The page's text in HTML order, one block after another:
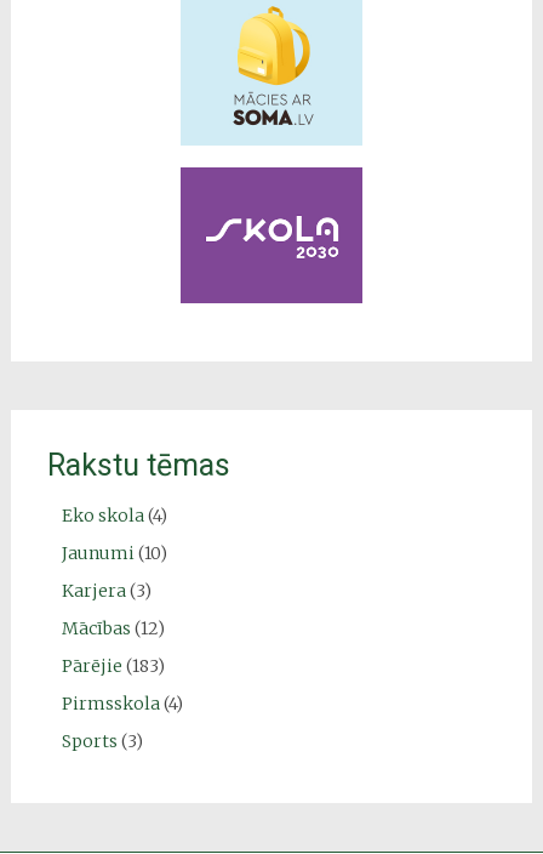
Rakstu tēmas
Eko skola(4)
Jaunumi(10)
Karjera(3)
Mācības (12)
Pārējie (183)
Pirmsskola(4)
Sports (3)